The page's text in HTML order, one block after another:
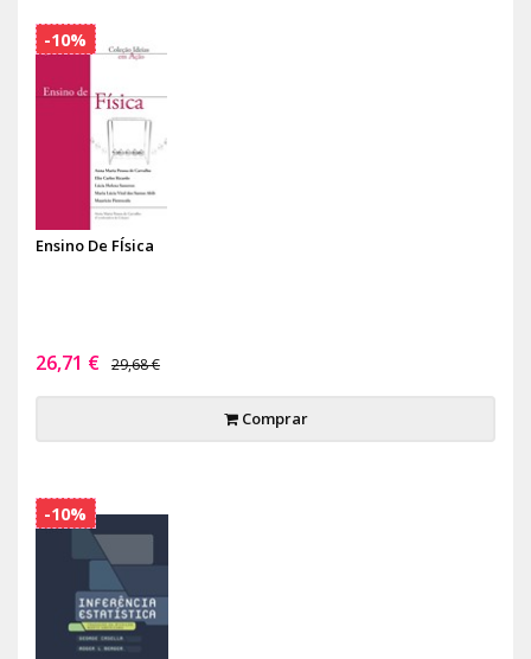
Ensino De FÍsica
26,71 € 29,68 €
Comprar
-10%
-10%